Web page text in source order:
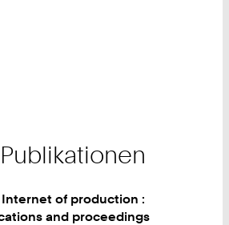
Internet of production :
and proceedings